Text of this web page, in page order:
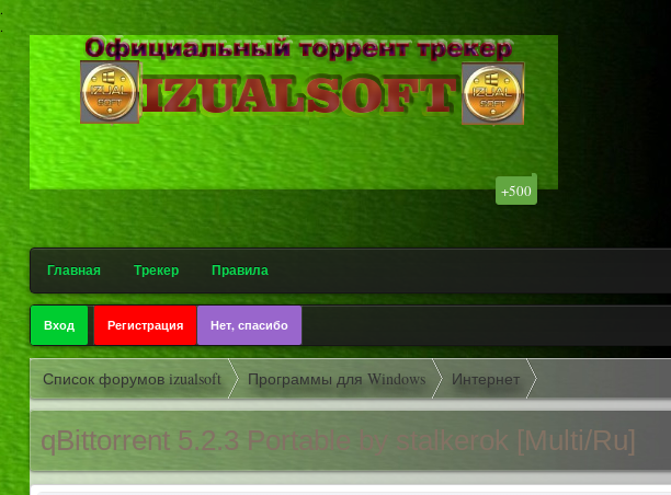
.
.
+500
Главная Трекер Правила
Вход Регистрация Нет, спасибо
Список форумов izualsoft Программы для Windows Интернет
qBittorrent 5.2.3 Portable by stalkerok [Multi/Ru]